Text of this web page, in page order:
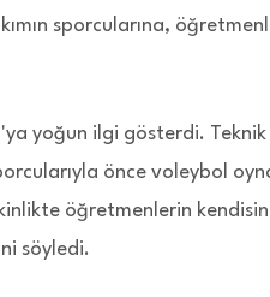
sporcularına,
yoğun ilgi gösterdi.
önce voleybol
öğretmenlerin
söyledi.